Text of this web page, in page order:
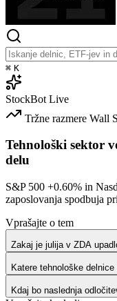
⌘ K
StockBot Live
Tržne razmere Wall
Tehnološki sektor
delu
S&P 500 +0.60% in
zaposlovanja spodbuja
Vprašajte o tem
Zakaj je julija v ZDA
Katere tehnološke
Kdaj bo naslednja